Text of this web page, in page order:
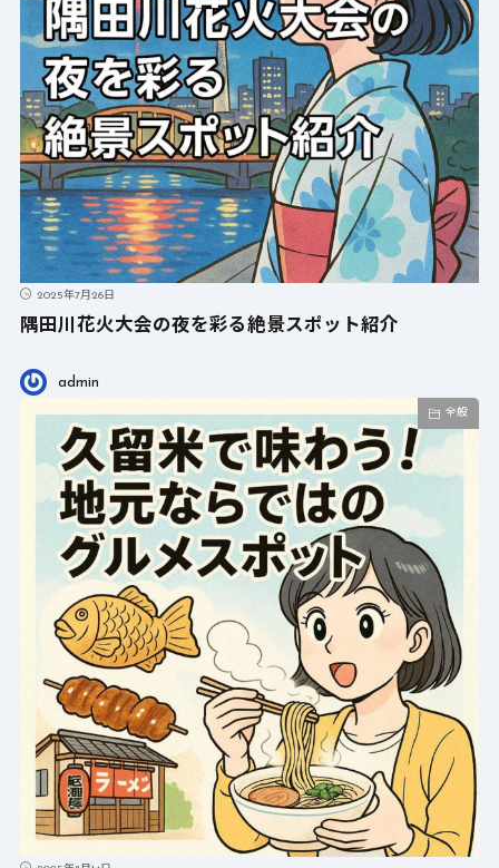
2025年7月26日
隅田川花火大会の夜を彩る絶景スポット紹介
admin
全般